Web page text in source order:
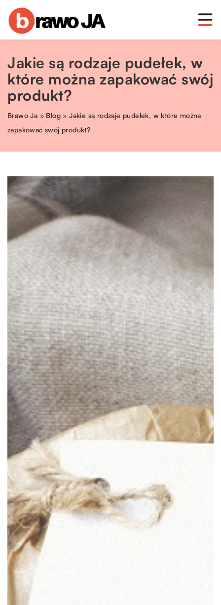
Jakie są rodzaje pudełek, w
które można zapakować swój
produkt?
Brawo Ja » Blog »Jakie są rodzaje pudełek, w które można
zapakować swój produkt?